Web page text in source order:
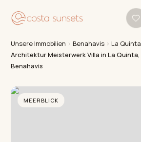
Unsere Immobilien › Benahavis › La Quinta
Architektur Meisterwerk Villa in La Quinta,
Benahavis
MEERBLICK